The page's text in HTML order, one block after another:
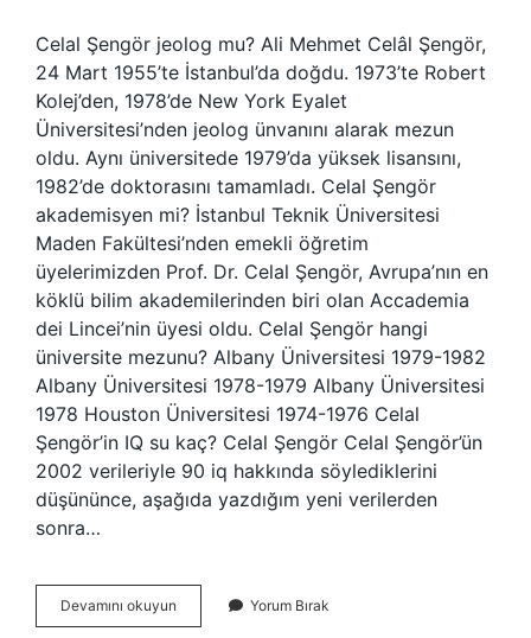
Celal Şengör jeolog mu? Ali Mehmet Celâl Şengör,
24 Mart 1955’te İstanbul’da doğdu. 1973’te Robert
Kolej’den, 1978’de New York Eyalet
Üniversitesi’nden jeolog ünvanını alarak mezun
oldu. Aynı üniversitede 1979’da yüksek lisansını,
1982’de doktorasını tamamladı. Celal Şengör
akademisyen mi? İstanbul Teknik Üniversitesi
Maden Fakültesi’nden emekli öğretim
üyelerimizden Prof. Dr. Celal Şengör, Avrupa’nın en
köklü bilim akademilerinden biri olan Accademia
dei Lincei’nin üyesi oldu. Celal Şengör hangi
üniversite mezunu? Albany Üniversitesi 1979-1982
Albany Üniversitesi 1978-1979 Albany Üniversitesi
1978 Houston Üniversitesi 1974-1976 Celal
Şengör’in IQ su kaç? Celal Şengör Celal Şengör’ün
2002 verileriyle 90 iq hakkında söylediklerini
düşününce, aşağıda yazdığım yeni verilerden
sonra…
Devamını okuyun
Şengör
Yorum Bırak